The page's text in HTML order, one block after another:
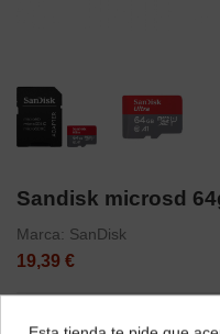
Sandisk microsd
Marca: SanDisk
19,39 €